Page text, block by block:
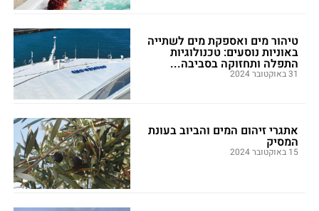
טיהור מים ואספקת מים לשתייה
באוניות נוסעים: טכנולוגיות
התפלה ותחזוקה בסביבה...
31 באוקטובר 2024
אתגרי זיהום המים והביוב בעונת
המסיק
15 באוקטובר 2024